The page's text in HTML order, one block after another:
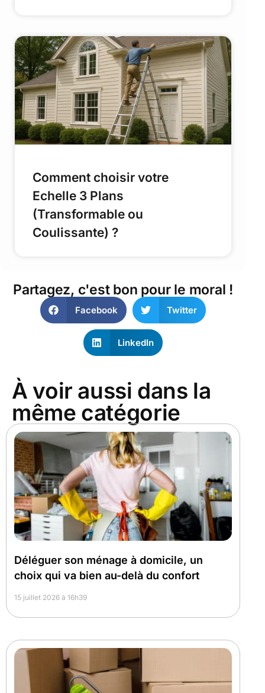
Comment choisir votre
Echelle 3 Plans
(Transformable ou
Coulissante) ?
Partagez, c'est bon pour le moral !
Facebook Twitter
LinkedIn
À voir aussi dans la
même catégorie
Déléguer son ménage à domicile, un
choix qui va bien au-delà du confort
15 juillet 2026 à 16h39